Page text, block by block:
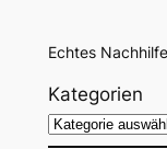
Echtes
Kategorien